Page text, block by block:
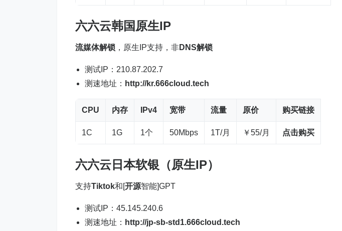
六六云韩国原生IP
流媒体解锁 ，原生IP支持，非DNS解锁
测试IP：210.87.202.7
测速地址： http://kr.666cloud.tech
CPU 内存 IPv4 宽带 流量 原价 购买链接
1C 1G 1个 50Mbps 1T/月 ￥55/月 点击购买
六六云日本软银 （原生IP）
支持Tiktok和[开源智能]GPT
测试IP：45.145.240.6
测速地址： http://jp-sb-std1.666cloud.tech